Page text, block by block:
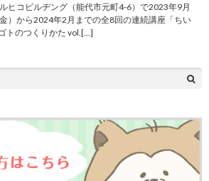
ヒコビルヂング（能代市元町4-6）で2023年9月
）から2024年2月までの全8回の連続講座「ちい
トのつくりかた vol.[…]